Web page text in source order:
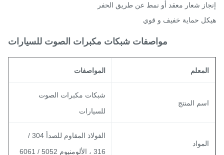
شعار معقد أو نمط عن طريق الحفر
حماية خفيف و قوي
مواصفات شبكات مكبرات الصوت للسيارات
المواصفات
المنتج
شبكات مكبرات الصوت
للسيارات
الفولاذ المقاوم للصدأ 304 /